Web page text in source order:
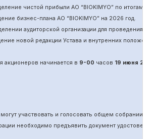
чистой прибыли АО “BIOKIMYO”по итогам
бизнес-плана АО “BIOKIMYO”на 2026 год.
аудиторской организации для проведения
новой редакции Устава и внутренних
акционеров начинается в 9-00 часов 19 июня 202
участвовать и голосовать общем собрании
необходимо предъявить документ